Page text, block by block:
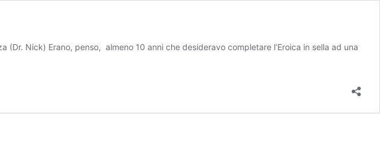
Nick) Erano, penso, almeno 10 anni che desideravo completare l’Eroica in sella ad una